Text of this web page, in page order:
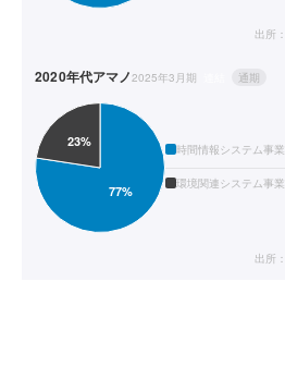
出所：
2020年代アマノ2025年3月期 通期
時間情報システム事業
環境関連システム事業
出所：